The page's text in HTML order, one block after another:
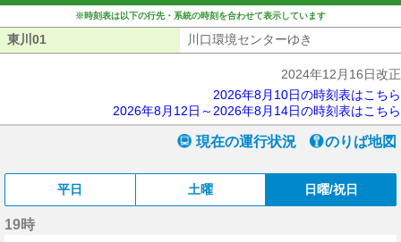
※時刻表は以下の行先・系統の時刻を合わせて表示しています
東川01 川口環境センターゆき
2024年12月16日改正
2026年8月10日の時刻表はこちら
2026年8月12日～2026年8月14日の時刻表はこちら
現在の運行状況 のりば地図
平日 土曜 日曜/祝日
19時